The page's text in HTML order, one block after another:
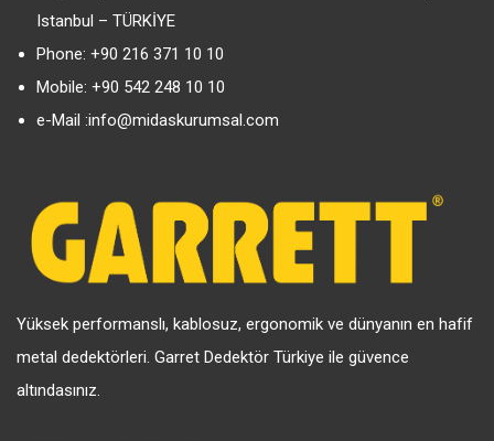
Yüksek performanslı, kablosuz, ergonomik ve dünyanın en hafif
metal dedektörleri. Garret Dedektör Türkiye ile güvence
altındasınız.
Istanbul – TÜRKİYE
Phone: +90 216 371 10 10
Mobile: +90 542 248 10 10
e-Mail :info@midaskurumsal.com